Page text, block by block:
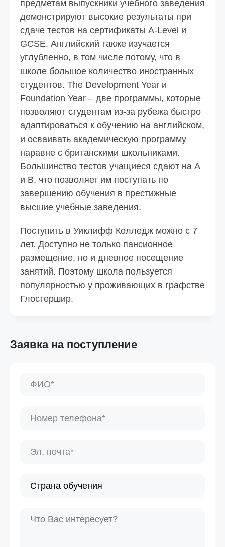
предметам выпускники учебного заведения
демонстрируют высокие результаты при
сдаче тестов на сертификаты A-Level и
GCSE. Английский также изучается
углубленно, в том числе потому, что в
школе большое количество иностранных
студентов. The Development Year и
Foundation Year – две программы, которые
позволяют студентам из-за рубежа быстро
адаптироваться к обучению на английском,
и осваивать академическую программу
наравне с британскими школьниками.
Большинство тестов учащиеся сдают на А
и В, что позволяет им поступать по
завершению обучения в престижные
высшие учебные заведения.
Поступить в Уиклифф Колледж можно с 7
лет. Доступно не только пансионное
размещение, но и дневное посещение
занятий. Поэтому школа пользуется
популярностью у проживающих в графстве
Глостершир.
Заявка на поступление